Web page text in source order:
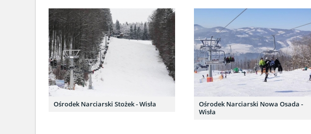
Ośrodek Narciarski Stożek - Wisła
Ośrodek Narciarski Nowa Osada -
Wisła